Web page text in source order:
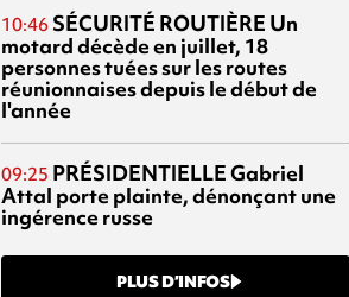
10:46 SÉCURITÉ ROUTIÈRE Un
motard décède en juillet, 18
personnes tuées sur les routes
réunionnaises depuis le début de
l'année
09:25 PRÉSIDENTIELLEGabriel
Attal porte plainte, dénonçant une
ingérence russe
PLUS D’INFOS